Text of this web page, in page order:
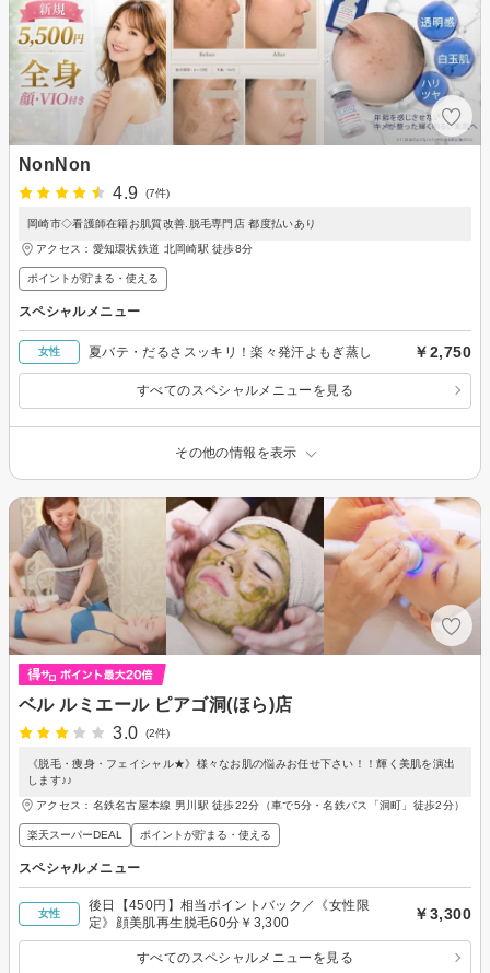
NonNon
4.9
(7件)
岡崎市◇看護師在籍お肌質改善.脱毛専門店 都度払いあり
アクセス：愛知環状鉄道 北岡崎駅 徒歩8分
ポイントが貯まる・使える
スペシャルメニュー
女性 夏バテ・だるさスッキリ！楽々発汗よもぎ蒸し ￥2,750
すべてのスペシャルメニューを見る
その他の情報を表示
ベル ルミエール ピアゴ洞(ほら)店
3.0
(2件)
《脱毛・痩身・フェイシャル★》様々なお肌の悩みお任せ下さい！！輝く美肌を演出
します♪♪
アクセス：名鉄名古屋本線 男川駅 徒歩22分（車で5分・名鉄バス「洞町」徒歩2分）
楽天スーパーDEAL ポイントが貯まる・使える
スペシャルメニュー
女性
後日【450円】相当ポイントバック／《女性限
定》顔美肌再生脱毛60分￥3,300
￥3,300
すべてのスペシャルメニューを見る